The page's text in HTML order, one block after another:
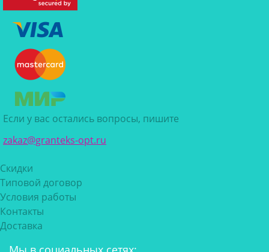
Если у вас остались вопросы, пишите
zakaz@granteks-opt.ru
Скидки
Типовой договор
Условия работы
Контакты
Доставка